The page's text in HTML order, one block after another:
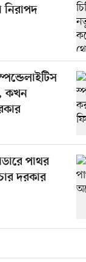
নিরাপদ
কখন
পাথর
দরকার